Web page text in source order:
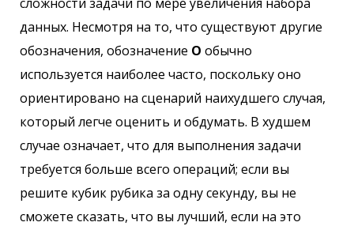
данных. Несмотря на то, что существуют другие
обозначения, обозначение O обычно
используется наиболее часто, поскольку оно
ориентировано на сценарий наихудшего случая,
который легче оценить и обдумать. В худшем
случае означает, что для выполнения задачи
требуется больше всего операций; если вы
решите кубик рубика за одну секунду, вы не
сможете сказать, что вы лучший, если на это